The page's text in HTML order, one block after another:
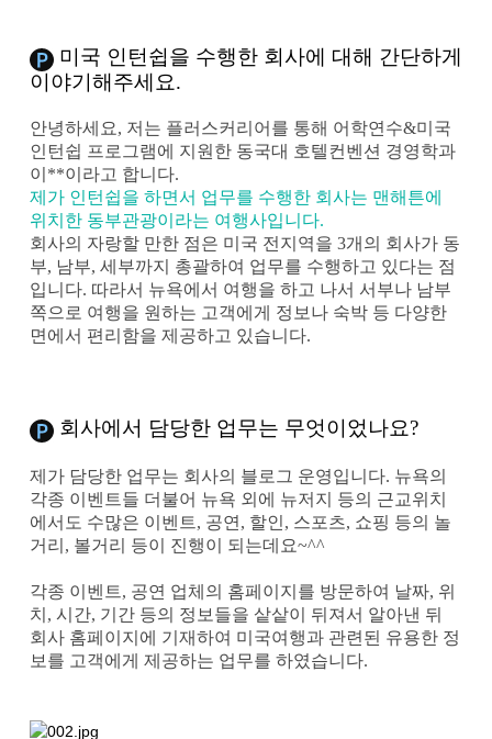
미국 인턴쉽을 수행한 회사에 대해 간단하게
이야기해주세요.
안녕하세요, 저는 플러스커리어를 통해 어학연수&미국
인턴쉽 프로그램에 지원한 동국대 호텔컨벤션 경영학과
이**이라고 합니다.
제가 인턴쉽을 하면서 업무를 수행한 회사는 맨해튼에
위치한 동부관광이라는 여행사입니다.
회사의 자랑할 만한 점은 미국 전지역을 3개의 회사가 동
부, 남부, 세부까지 총괄하여 업무를 수행하고 있다는 점
입니다. 따라서 뉴욕에서 여행을 하고 나서 서부나 남부
쪽으로 여행을 원하는 고객에게 정보나 숙박 등 다양한
면에서 편리함을 제공하고 있습니다.
회사에서 담당한 업무는 무엇이었나요?
제가 담당한 업무는 회사의 블로그 운영입니다. 뉴욕의
각종 이벤트들 더불어 뉴욕 외에 뉴저지 등의 근교위치
에서도 수많은 이벤트, 공연, 할인, 스포츠, 쇼핑 등의 놀
거리, 볼거리 등이 진행이 되는데요~^^
각종 이벤트, 공연 업체의 홈페이지를 방문하여 날짜, 위
치, 시간, 기간 등의 정보들을 샅샅이 뒤져서 알아낸 뒤
회사 홈페이지에 기재하여 미국여행과 관련된 유용한 정
보를 고객에게 제공하는 업무를 하였습니다.